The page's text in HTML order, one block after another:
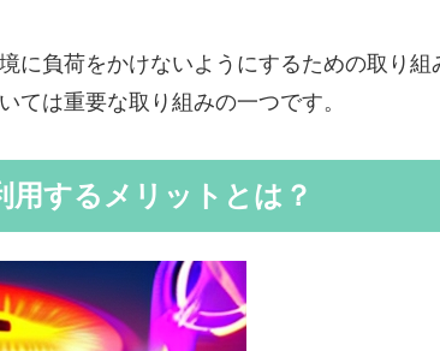
に負荷をかけないようにするための取り
ては重要な取り組みの一つです。
用するメリットとは？